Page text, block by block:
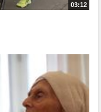
03:12